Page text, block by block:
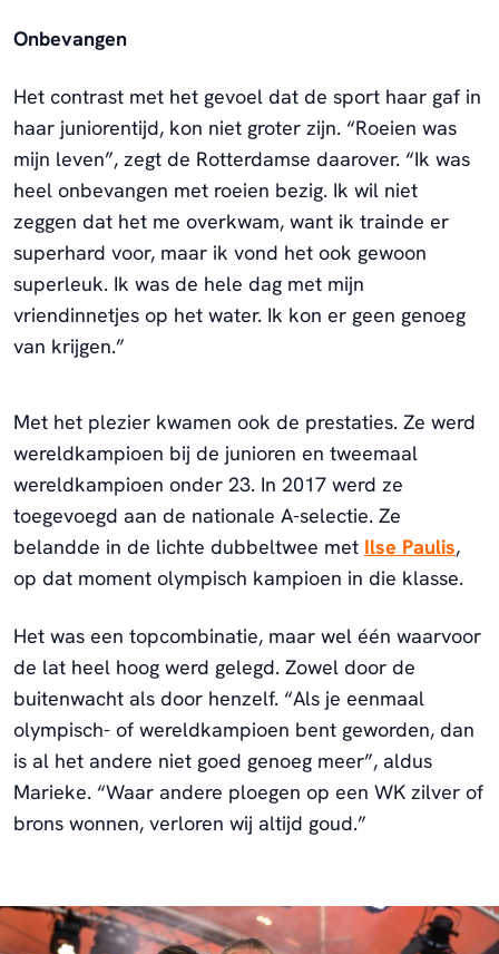
Onbevangen
Het contrast met het gevoel dat de sport haar gaf in
haar juniorentijd, kon niet groter zijn. “Roeien was
mijn leven”, zegt de Rotterdamse daarover. “Ik was
heel onbevangen met roeien bezig. Ik wil niet
zeggen dat het me overkwam, want ik trainde er
superhard voor, maar ik vond het ook gewoon
superleuk. Ik was de hele dag met mijn
vriendinnetjes op het water. Ik kon er geen genoeg
van krijgen.”
Met het plezier kwamen ook de prestaties. Ze werd
wereldkampioen bij de junioren en tweemaal
wereldkampioen onder 23. In 2017 werd ze
toegevoegd aan de nationale A-selectie. Ze
belandde in de lichte dubbeltwee met Ilse Paulis,
op dat moment olympisch kampioen in die klasse.
Het was een topcombinatie, maar wel één waarvoor
de lat heel hoog werd gelegd. Zowel door de
buitenwacht als door henzelf. “Als je eenmaal
olympisch- of wereldkampioen bent geworden, dan
is al het andere niet goed genoeg meer”, aldus
Marieke. “Waar andere ploegen op een WK zilver of
brons wonnen, verloren wij altijd goud.”